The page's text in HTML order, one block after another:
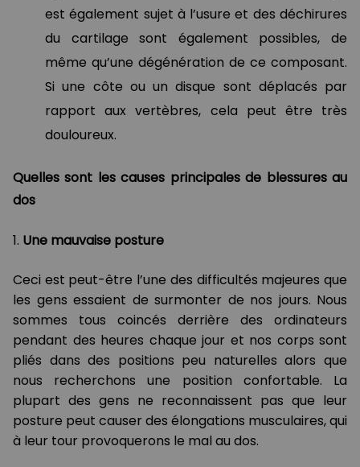
est également sujet à l’usure et des déchirures
du cartilage sont également possibles, de
même qu’une dégénération de ce composant.
Si une côte ou un disque sont déplacés par
rapport aux vertèbres, cela peut être très
douloureux.
Quelles sont les causes principales de blessures au
dos
1. Une mauvaise posture
Ceci est peut-être l’une des difficultés majeures que
les gens essaient de surmonter de nos jours. Nous
sommes tous coincés derrière des ordinateurs
pendant des heures chaque jour et nos corps sont
pliés dans des positions peu naturelles alors que
nous recherchons une position confortable. La
plupart des gens ne reconnaissent pas que leur
posture peut causer des élongations musculaires, qui
à leur tour provoquerons le mal au dos.